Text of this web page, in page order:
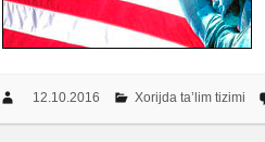
12.10.2016 Xorijda ta’lim tizimi